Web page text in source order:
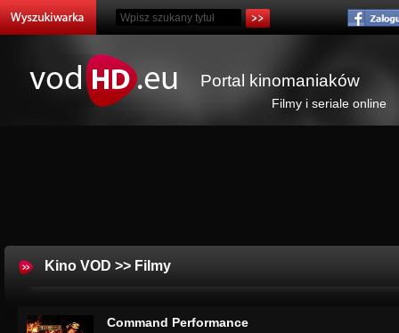
Portal kinomaniaków
Filmy i seriale online
Kino VOD >> Filmy
Command Performance